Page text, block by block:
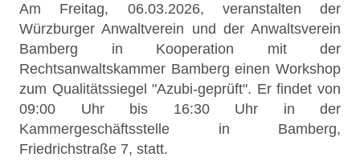
Am Freitag, 06.03.2026, veranstalten der
Würzburger Anwaltverein und der Anwaltsverein
Bamberg in Kooperation mit der
Rechtsanwaltskammer Bamberg einen Workshop
zum Qualitätssiegel "Azubi-geprüft". Er findet von
09:00 Uhr bis 16:30 Uhr in der
Kammergeschäftsstelle in Bamberg,
Friedrichstraße 7, statt.